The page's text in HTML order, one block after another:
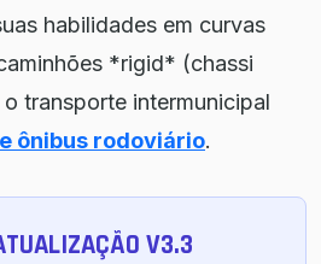
habilidades em curvas
*rigid* (chassi
transporte intermunicipal
ônibus rodoviário.
V3.3